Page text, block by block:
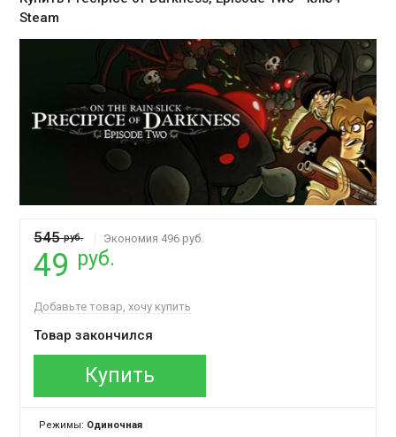
Steam
545руб. Экономия 496 руб.
49 руб.
Добавьте товар, хочу купить
Товар закончился
Купить
Режимы: Одиночная